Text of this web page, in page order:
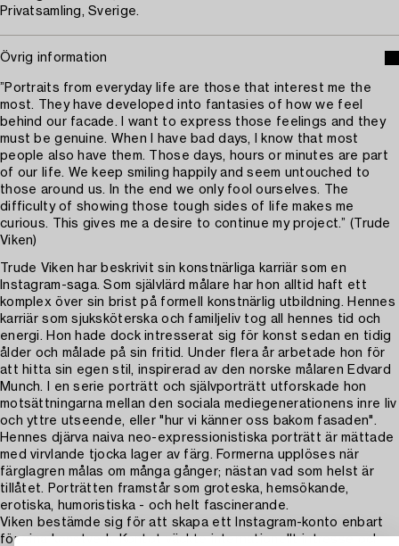
Privatsamling, Sverige.
Övrig information
”Portraits from everyday life are those that interest me the
most. They have developed into fantasies of how we feel
behind our facade. I want to express those feelings and they
must be genuine. When I have bad days, I know that most
people also have them. Those days, hours or minutes are part
of our life. We keep smiling happily and seem untouched to
those around us. In the end we only fool ourselves. The
difficulty of showing those tough sides of life makes me
curious. This gives me a desire to continue my project.” (Trude
Viken)
Trude Viken har beskrivit sin konstnärliga karriär som en
Instagram-saga. Som självlärd målare har hon alltid haft ett
komplex över sin brist på formell konstnärlig utbildning. Hennes
karriär som sjuksköterska och familjeliv tog all hennes tid och
energi. Hon hade dock intresserat sig för konst sedan en tidig
ålder och målade på sin fritid. Under flera år arbetade hon för
att hitta sin egen stil, inspirerad av den norske målaren Edvard
Munch. I en serie porträtt och självporträtt utforskade hon
motsättningarna mellan den sociala mediegenerationens inre liv
och yttre utseende, eller "hur vi känner oss bakom fasaden".
Hennes djärva naiva neo-expressionistiska porträtt är mättade
med virvlande tjocka lager av färg. Formerna upplöses när
färglagren målas om många gånger; nästan vad som helst är
tillåtet. Porträtten framstår som groteska, hemsökande,
erotiska, humoristiska - och helt fascinerande.
Viken bestämde sig för att skapa ett Instagram-konto enbart
för sina konstverk. Kontot väckte internationellt intresse och